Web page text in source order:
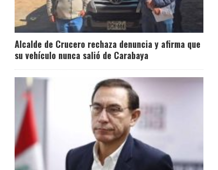
Alcalde de Crucero rechaza denuncia y afirma que
su vehículo nunca salió de Carabaya